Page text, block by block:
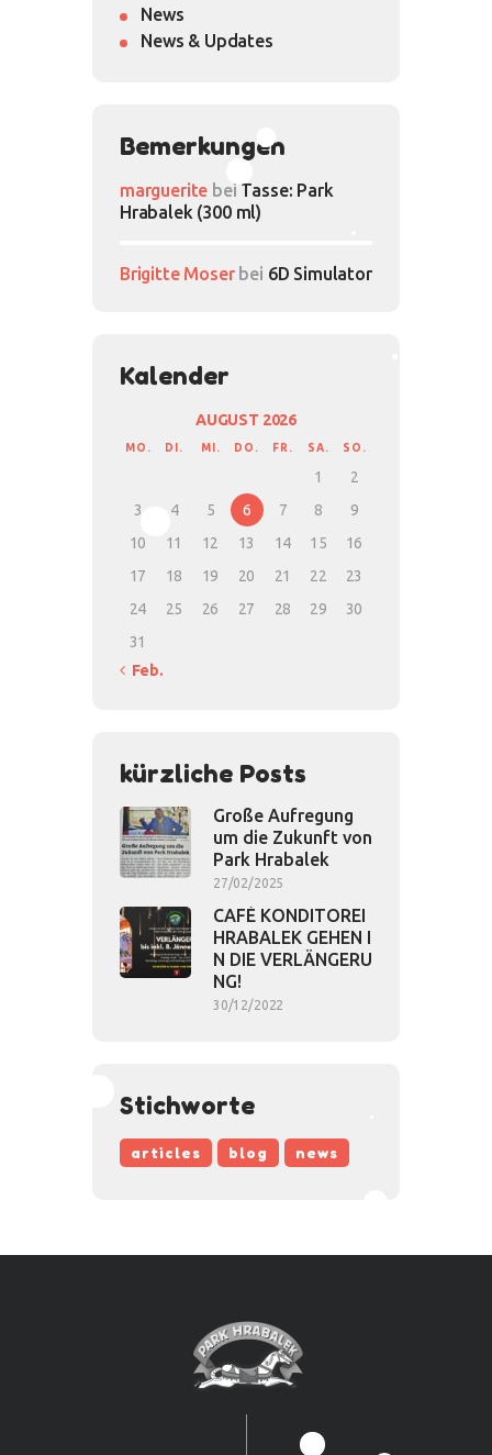
News
News & Updates
Bemerkungen
marguerite bei Tasse: Park
Hrabalek (300 ml)
Brigitte Moserbei 6D Simulator
Kalender
AUGUST 2026
MO. DI. MI. DO. FR. SA. SO.
1
2
3
4 5 6 7 8
9
10
11 12 13 14 15
16
17
18 19 20 21 22
23
24
25 26 27 28 29
30
31
« Feb.
kürzliche Posts
Große Aufregung
um die Zukunft von
Park Hrabalek
27/02/2025
CAFÉ KONDITOREI
HRABALEK GEHEN I
N DIE VERLÄNGERU
NG!
30/12/2022
Stichworte
articles blog news